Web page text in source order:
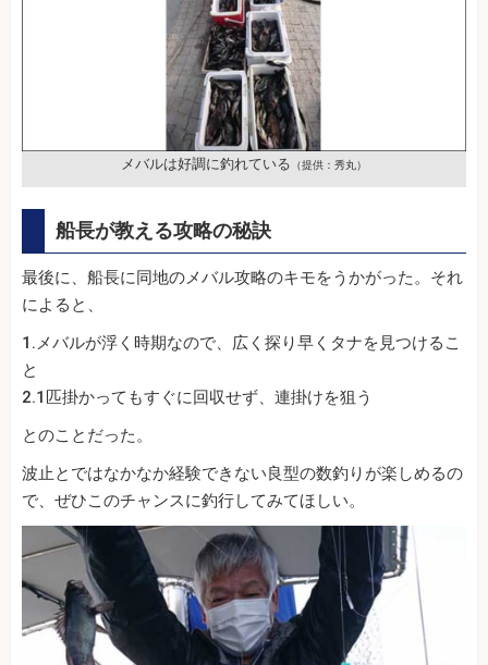
メバルは好調に釣れている （提供：秀丸）
船長が教える攻略の秘訣
最後に、船長に同地のメバル攻略のキモをうかがった。それ
によると、
1.メバルが浮く時期なので、広く探り早くタナを見つけるこ
と
2.1匹掛かってもすぐに回収せず、連掛けを狙う
とのことだった。
波止とではなかなか経験できない良型の数釣りが楽しめるの
で、ぜひこのチャンスに釣行してみてほしい。